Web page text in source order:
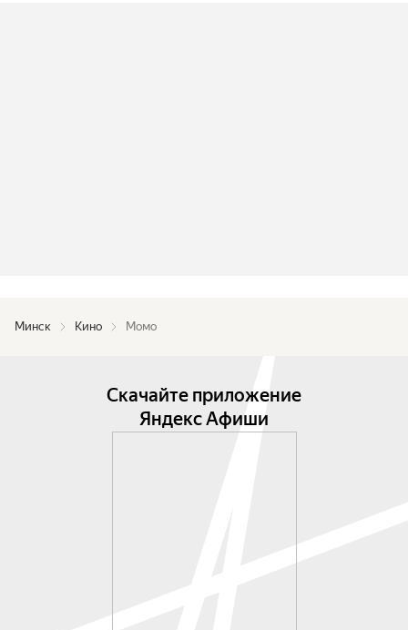
Минск Кино Момо
Скачайте приложение
Яндекс Афиши